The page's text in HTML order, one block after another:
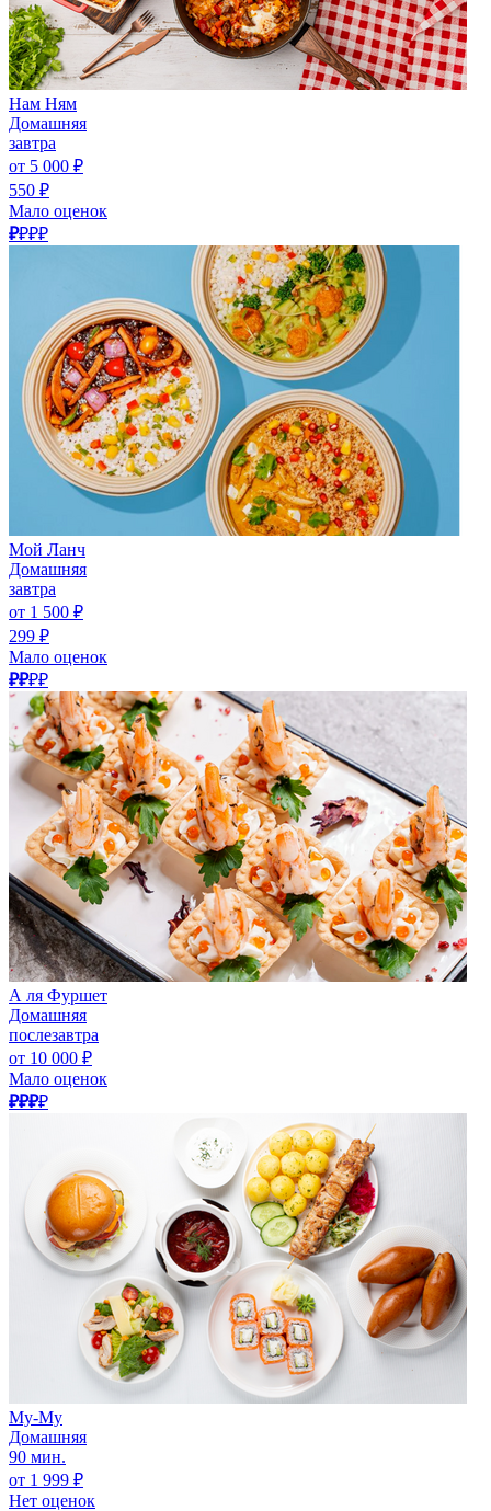
Нам Ням
Домашняя
завтра
от 5 000 ₽
550 ₽
Мало оценок
₽₽₽₽
Мой Ланч
Домашняя
завтра
от 1 500 ₽
299 ₽
Мало оценок
₽₽₽₽
А ля Фуршет
Домашняя
послезавтра
от 10 000 ₽
Мало оценок
₽₽₽₽
Му-Му
Домашняя
90 мин.
от 1 999 ₽
Нет оценок